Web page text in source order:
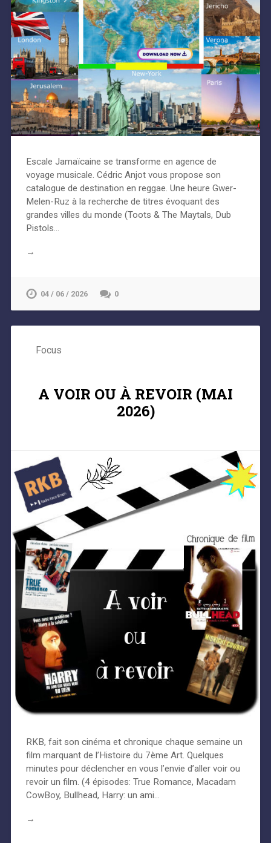
Escale Jamaïcaine se transforme en agence de
voyage musicale. Cédric Anjot vous propose son
catalogue de destination en reggae. Une heure Gwer-
Melen-Ruz à la recherche de titres évoquant des
grandes villes du monde (Toots & The Maytals, Dub
Pistols…
→
04 / 06 / 2026 0
Focus
A VOIR OU À REVOIR (MAI
2026)
RKB, fait son cinéma et chronique chaque semaine un
film marquant de l’Histoire du 7ème Art. Quelques
minutes pour déclencher en vous l’envie d’aller voir ou
revoir un film. (4 épisodes: True Romance, Macadam
CowBoy, Bullhead, Harry: un ami…
→